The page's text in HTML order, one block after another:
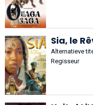
Sia, le
Alternatieve
Regisseur